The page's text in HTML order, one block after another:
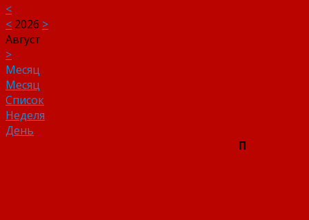
<
< 2026 >
Август
>
Месяц
Месяц
Список
Неделя
День
П